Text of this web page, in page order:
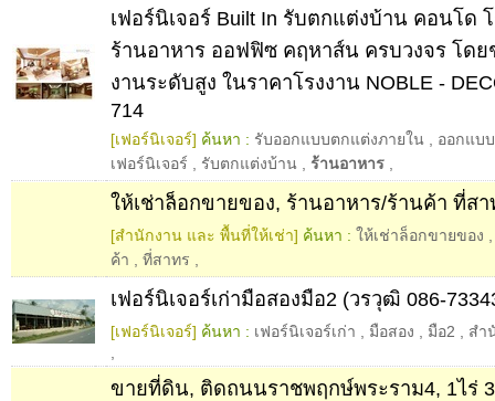
เฟอร์นิเจอร์ Built In รับตกแต่งบ้าน คอนโด
ร้านอาหาร ออฟฟิซ คฤหาส์น ครบวงจร โด
งานระดับสูง ในราคาโรงงาน NOBLE -
714
[เฟอร์นิเจอร์] ค้นหา : รับออกแบบตกแต่งภายใน
ออกแบ
เฟอร์นิเจอร์
รับตกแต่งบ้าน ร้านอาหาร
ให้เช่าล็อกขายของ, ร้านอาหาร/ร้านค้า ที่สา
[สำนักงาน และ พื้นที่ให้เช่า] ค้นหา : ให้เช่าล็อกขายของ
ค้า
ที่สาทร
เฟอร์นิเจอร์เก่ามือสองมือ2 (วรวุฒิ 086-
[เฟอร์นิเจอร์] ค้นหา : เฟอร์นิเจอร์เก่า มือสอง มือ2
สำ
ขายที่ดิน, ติดถนนราชพฤกษ์พระราม4, 1ไร่